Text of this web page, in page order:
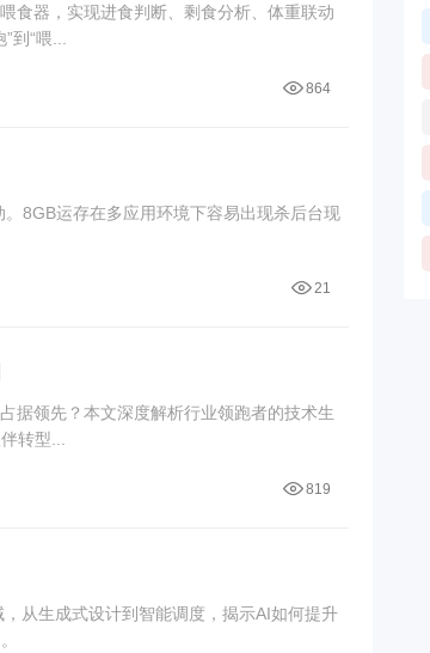
食器，实现进食判断、剩食分析、体重联动
“喂...
864
8GB运存在多应用环境下容易出现杀后台现
21
据领先？本文深度解析行业领跑者的技术生
转型...
819
从生成式设计到智能调度，揭示AI如何提升